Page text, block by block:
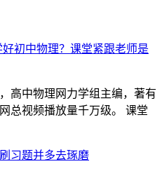
初中物理？课堂紧跟老师是
高中物理网力学组主编，著有
总视频播放量千万级。 课堂
习题并多去琢磨